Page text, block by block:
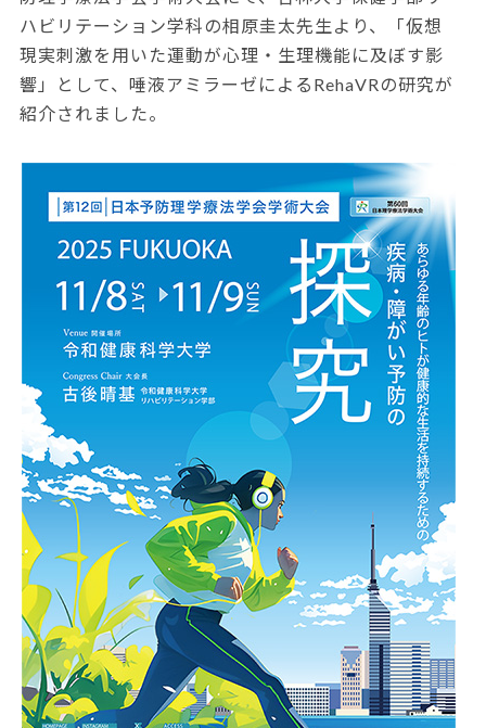
ハビリテーション学科の相原圭太先生より、「仮想
現実刺激を用いた運動が心理・生理機能に及ぼす影
響」として、唾液アミラーゼによるRehaVRの研究が
紹介されました。